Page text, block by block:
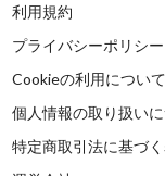
利用規約
プライバシーポリシー
Cookieの利用について
個人情報の取り扱い
特定商取引法に基づ